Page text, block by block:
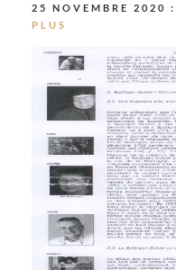
25 NOVEMBRE 2020 :
PLUS